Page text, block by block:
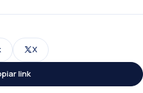
X
link